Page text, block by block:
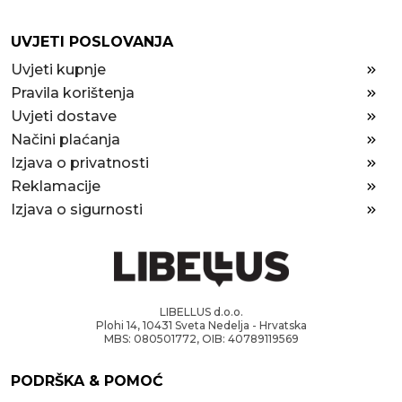
UVJETI POSLOVANJA
Uvjeti kupnje
Pravila korištenja
Uvjeti dostave
Načini plaćanja
Izjava o privatnosti
Reklamacije
Izjava o sigurnosti
LIBELLUS d.o.o.
Plohi 14, 10431 Sveta Nedelja - Hrvatska
MBS: 080501772, OIB: 40789119569
PODRŠKA & POMOĆ